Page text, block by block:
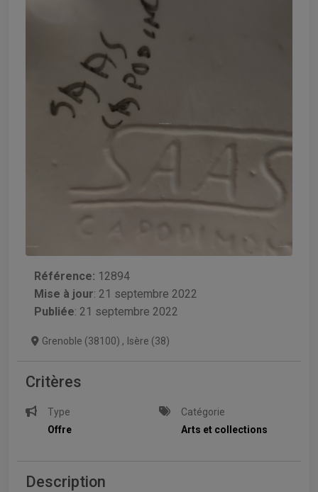
Référence: 12894
Mise à jour: 21 septembre 2022
Publiée: 21 septembre 2022
Grenoble (38100) , Isère (38)
Critères
Type
Offre
Catégorie
Arts et collections
Description